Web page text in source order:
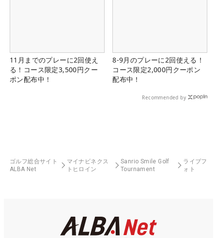
11月までのプレーに2回使え
る！コース限定3,500円クー
ポン配布中！
8-9月のプレーに2回使える！
コース限定2,000円クーポン
配布中！
Recommended by
ゴルフ総合サイト
ALBA Net
マイナビネクス
トヒロイン
Sanrio Smile Golf
Tournament
ライブフ
ォト